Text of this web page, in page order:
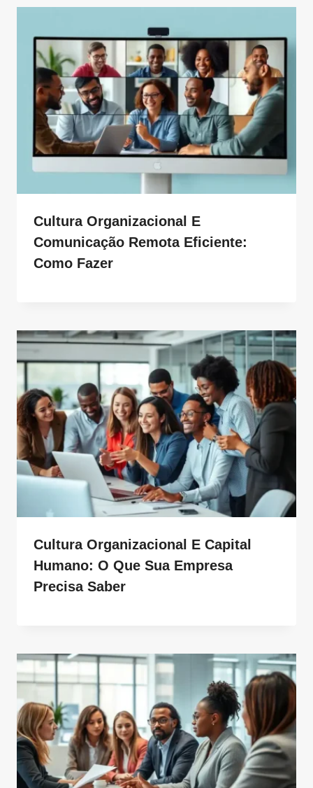
Cultura Organizacional E
Comunicação Remota Eficiente:
Como Fazer
Cultura Organizacional E Capital
Humano: O Que Sua Empresa
Precisa Saber